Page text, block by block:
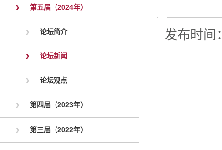
第五届（2024年）
论坛简介
论坛新闻
论坛观点
第四届（2023年）
第三届（2022年）
发布时